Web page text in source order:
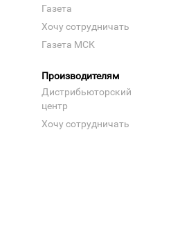
Газета
Хочу сотрудничать
Газета МСК
Производителям
Дистрибьюторский
центр
Хочу сотрудничать